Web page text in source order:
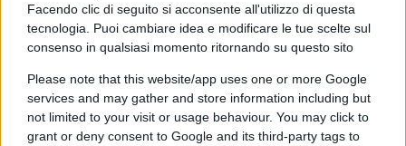
Facendo clic di seguito si acconsente all'utilizzo di questa
tecnologia. Puoi cambiare idea e modificare le tue scelte sul
consenso in qualsiasi momento ritornando su questo sito
Please note that this website/app uses one or more Google
services and may gather and store information including but
not limited to your visit or usage behaviour. You may click to
grant or deny consent to Google and its third-party tags to
equa delle pensioni.
Professioni e pensioni: le
differenze secondo l’Inps